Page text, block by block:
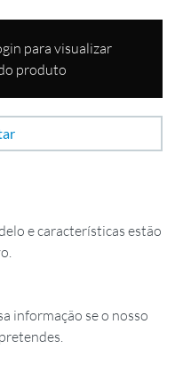
para visualizar
produto
e características estão
informação se o nosso